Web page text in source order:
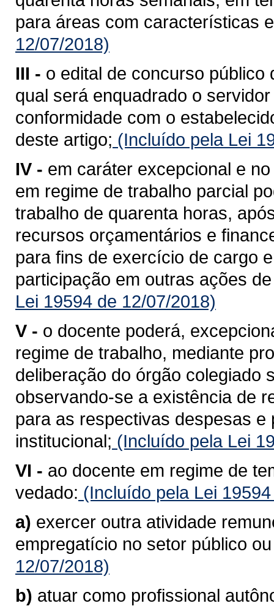
para áreas com características
12/07/2018)
III - o edital de concurso público
qual será enquadrado o
conformidade com o
deste artigo; (Incluído pela Lei
IV - em caráter excepcional e
em regime de trabalho parcial
trabalho de quarenta horas,
recursos orçamentários e
para fins de exercício de cargo
participação em outras ações
Lei 19594 de 12/07/2018)
V - o docente poderá,
regime de trabalho, mediante
deliberação do órgão colegiado
observando-se a existência de
para as respectivas despesas
institucional; (Incluído pela Lei
VI - ao docente em regime de
vedado: (Incluído pela Lei
a) exercer outra atividade
empregatício no setor público
12/07/2018)
b) atuar como profissional